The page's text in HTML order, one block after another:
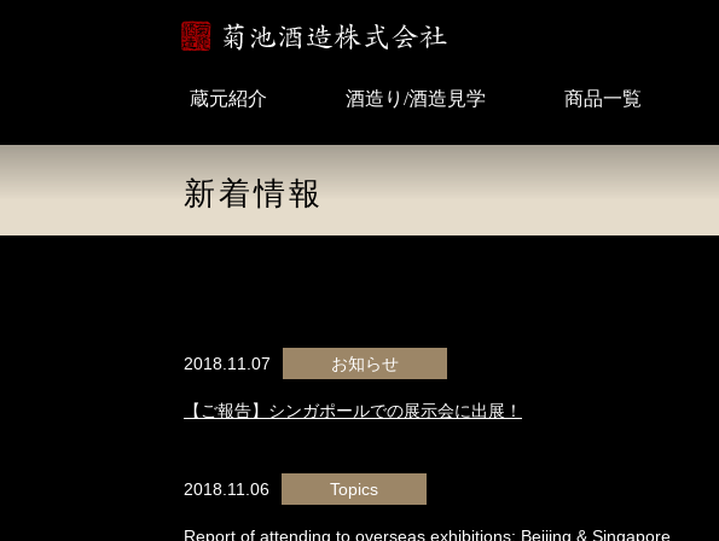
蔵元紹介 酒造り/酒造見学 商品一覧
新着情報
2018.11.07 お知らせ
【ご報告】シンガポールでの展示会に出展！
2018.11.06 Topics
Report of attending to overseas exhibitions; Beijing & Singapore